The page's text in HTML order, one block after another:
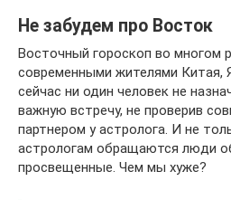
Не забудем про Восток
Восточный гороскоп во многом
современными жителями Китая,
сейчас ни один человек не
важную встречу, не проверив
партнером у астролога. И не
астрологам обращаются люди
просвещенные. Чем мы хуже?